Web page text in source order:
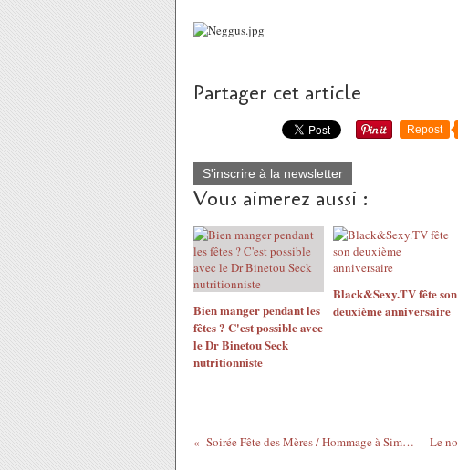
Partager cet article
Repost
S'inscrire à la newsletter
Vous aimerez aussi :
Bien manger pendant les
fêtes ? C'est possible avec
le Dr Binetou Seck
nutritionniste
Black&Sexy.TV fête son
deuxième anniversaire
Soirée Fête des Mères / Hommage à Simone Gbagbo - 25 mai à Montreuil